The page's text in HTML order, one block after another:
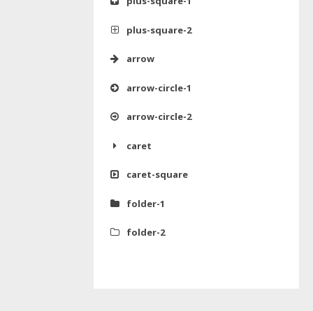
plus-square-2
arrow
arrow-circle-1
arrow-circle-2
caret
caret-square
folder-1
folder-2